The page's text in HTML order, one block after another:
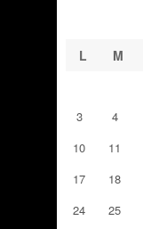
L
M
3
4
10
11
17
18
24
25